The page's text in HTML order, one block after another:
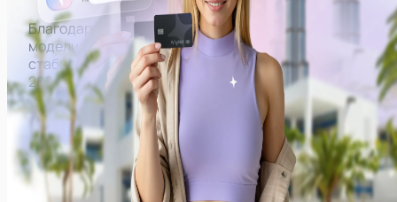
Благодаря правильно выстроенной работе все
модели нашей студии могут рассчитывать на
стабильный доход от
200 000 ₽ в месяц на руки.
Примеры заработков